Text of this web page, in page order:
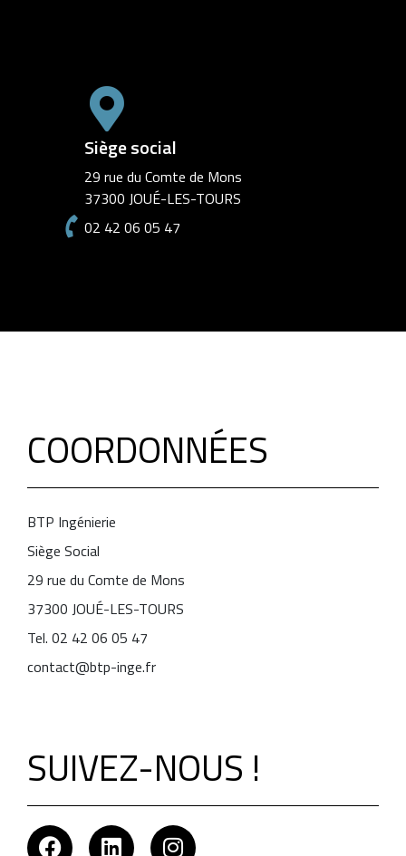
Siège social
29 rue du Comte de Mons
37300 JOUÉ-LES-TOURS
02 42 06 05 47
COORDONNÉES
BTP Ingénierie
Siège Social
29 rue du Comte de Mons
37300 JOUÉ-LES-TOURS
Tel. 02 42 06 05 47
contact@btp-inge.fr
SUIVEZ-NOUS !